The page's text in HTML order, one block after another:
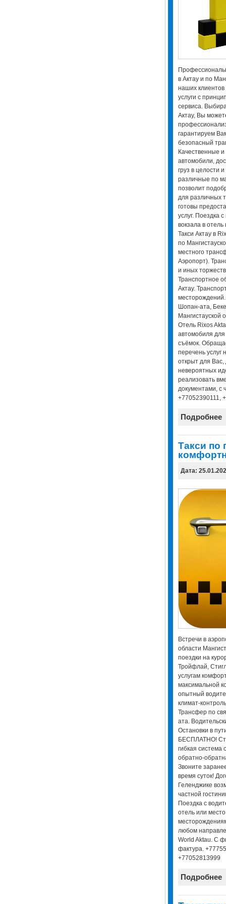
в Актау и по
наших
услуги с
сервиса.
Актау, Вы
гарантируем
безопасный
Качественные
автомобили,
груз в целости
различные по
позволит
для различных
готовы
услуг. Поездка
вокзала в
Такси Актау в
по
местного
Аэропорт).
и иных
Транспортное
Актау.
Шопан-ата,
Мангистауской
Отель Rixos
автомобиля
съёмок.
перечень услуг
открыт для
невероятных
реализовать
документами, с
+77052390111,
Подробнее
Tакси по
Дата:
Встречи в
области
поездки на
Тройфлай,
услугам
максимальной
опытный
климат-
Трансфер по
ата.
Остановки в
БЕСПЛАТНО!
гибкая система
обратно-
Звоните
время суток!
Геленджике
частной
Поездка с
отель или
любом
World Aktau. С
фактура.
+77052813999
Подробнее